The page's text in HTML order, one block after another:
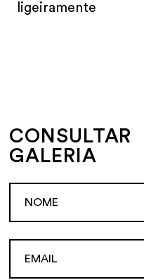
ligeiramente
CONSULTAR
GALERIA